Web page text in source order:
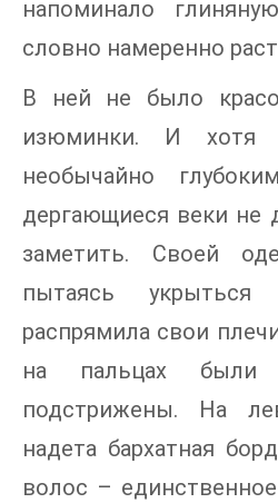
напоминало
словно намеренно
В ней не было
изюминки. И хотя
необычайно
дергающиеся веки не
заметить. Своей
пытаясь
распрямила свои
на пальцах были
подстрижены. На
надета бархатная
волос –